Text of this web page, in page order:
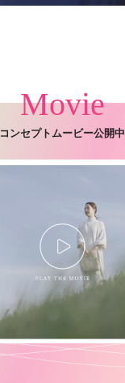
Movie
コンセプトムービー公開中